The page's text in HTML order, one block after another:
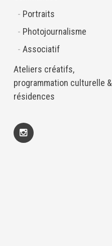
Portraits
Photojournalisme
Associatif
Ateliers créatifs,
programmation culturelle &
résidences